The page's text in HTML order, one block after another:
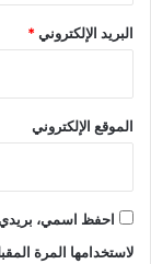
البريد الإلكتروني*
الموقع الإلكتروني
احفظ اسمي، بريدي
لاستخدامها المرة